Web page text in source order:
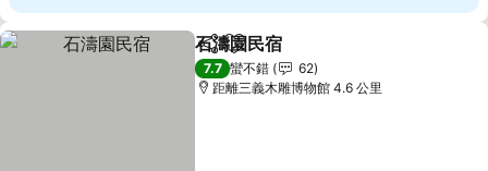
分享 加入我的最愛
石濤園民宿
7.7 蠻不錯
62
距離三義木雕博物館 4.6 公里